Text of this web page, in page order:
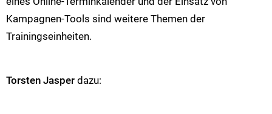
Kampagnen-Tools sind weitere Themen der
Trainingseinheiten.
Torsten Jasper dazu: